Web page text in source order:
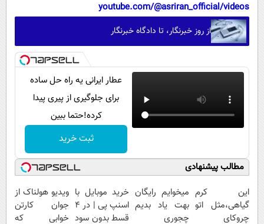
youtube.com/@asriran_official/videos
از روز خبرنگار، تا دادگاه خبرنگار
عطار ایرانی یه راه حل ساده
برای جلوگیری از پیری پیدا
کرده!حتما ببین
ثبت خرید
مطالب پیشنهادی
این کرم
گیاهی،مثل اتو
چروکای
میخوایم رایگان
بهت یاد بدیم
چجوری
خرید موبایل با
اسنپ پی | در ۴
قسط بدون سود
ویدیو هولناک از
جوان کارتن
خوابی که